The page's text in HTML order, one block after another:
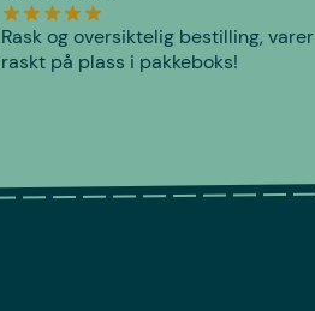
Rask og oversiktelig bestilling, varer
raskt på plass i pakkeboks!